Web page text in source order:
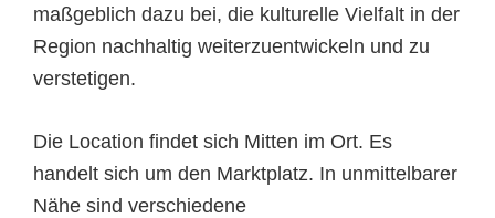
maßgeblich dazu bei, die kulturelle Vielfalt in der
Region nachhaltig weiterzuentwickeln und zu
verstetigen.
Die Location findet sich Mitten im Ort. Es
handelt sich um den Marktplatz. In unmittelbarer
Nähe sind verschiedene